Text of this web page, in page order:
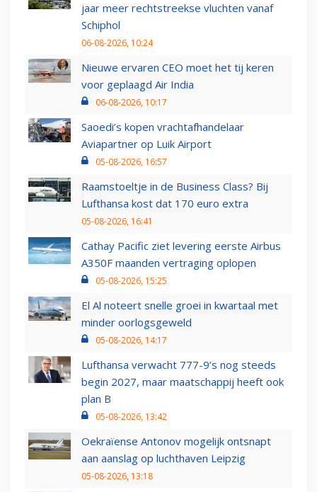
jaar meer rechtstreekse vluchten vanaf
Schiphol
06-08-2026, 10:24
Nieuwe ervaren CEO moet het tij keren
voor geplaagd Air India
06-08-2026, 10:17
Saoedi’s kopen vrachtafhandelaar
Aviapartner op Luik Airport
05-08-2026, 16:57
Raamstoeltje in de Business Class? Bij
Lufthansa kost dat 170 euro extra
05-08-2026, 16:41
Cathay Pacific ziet levering eerste Airbus
A350F maanden vertraging oplopen
05-08-2026, 15:25
El Al noteert snelle groei in kwartaal met
minder oorlogsgeweld
05-08-2026, 14:17
Lufthansa verwacht 777-9’s nog steeds
begin 2027, maar maatschappij heeft ook
plan B
05-08-2026, 13:42
Oekraïense Antonov mogelijk ontsnapt
aan aanslag op luchthaven Leipzig
05-08-2026, 13:18